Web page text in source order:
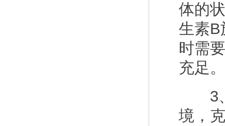
体的
生素B
时需
充足。
3、
境，